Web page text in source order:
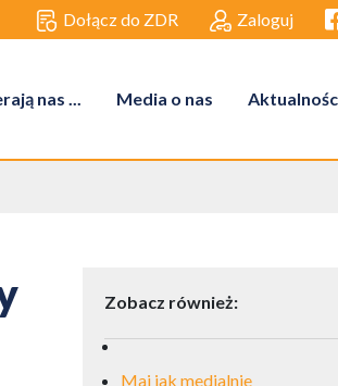
Dołącz do ZDR Zaloguj
nas ... Media o nas
Zobacz również:
Maj jak medialnie